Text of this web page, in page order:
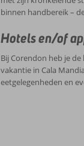
binnen handbereik –
Hotels en/of
Bij Corendon heb je
vakantie in Cala
eetgelegenheden en